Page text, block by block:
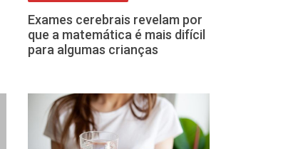
Exames cerebrais revelam por
que a matemática é mais difícil
para algumas crianças